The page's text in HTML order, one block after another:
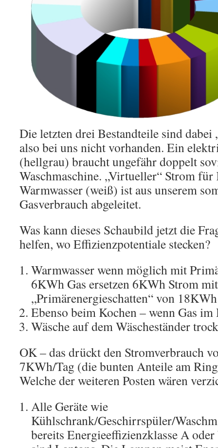
Die letzten drei Bestandteile sind
also bei uns nicht vorhanden. Ein
(hellgrau) braucht ungefähr doppelt
Waschmaschine. „Virtueller“ Strom
Warmwasser (weiß) ist aus unserem
Gasverbrauch abgeleitet.
Was kann dieses Schaubild jetzt die
helfen, wo Effizienzpotentiale stecken?
Warmwasser wenn möglich mit
6KWh Gas ersetzen 6KWh Strom
„Primärenergieschatten“ von 18KWh
Ebenso beim Kochen – wenn Gas im
Wäsche auf dem Wäscheständer
OK – das drückt den Stromverbrauch
7KWh/Tag (die bunten Anteile am
Welche der weiteren Posten wären
Alle Geräte wie
Kühlschrank/Geschirrspüler/
bereits Energieeffizienzklasse A